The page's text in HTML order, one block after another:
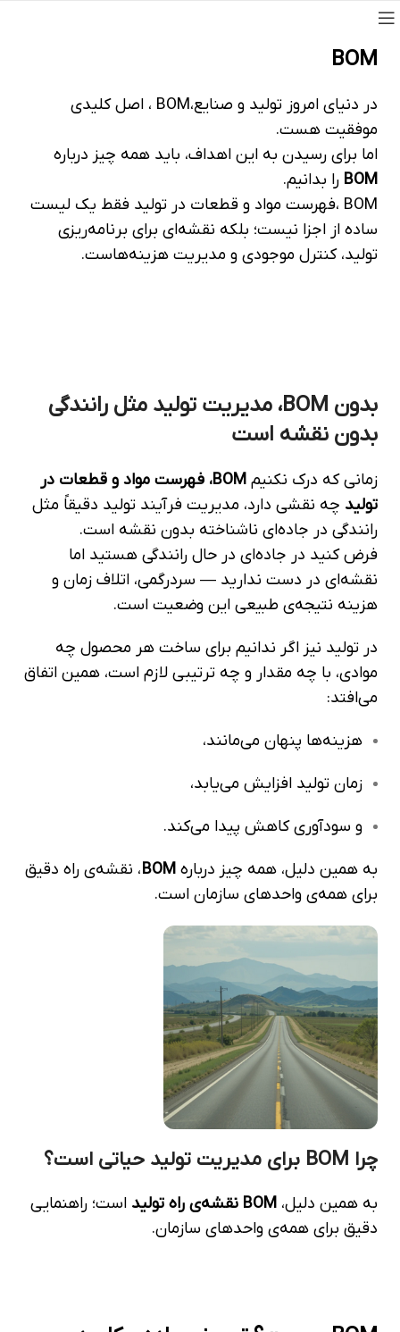
BOM
در دنیای امروز تولید و صنایع،BOM ، اصل کلیدی
موفقیت هست.
اما برای رسیدن به این اهداف، باید همه چیز درباره
BOM را بدانیم.
BOM ،فهرست مواد و قطعات در تولید فقط یک لیست
ساده از اجزا نیست؛ بلکه نقشه‌ای برای برنامه‌ریزی
تولید، کنترل موجودی و مدیریت هزینه‌هاست.
بدون BOM، مدیریت تولید مثل رانندگی
بدون نقشه است
زمانی که درک نکنیم
BOM، فهرست مواد و قطعات در
تولید چه نقشی دارد، مدیریت فرآیند تولید دقیقاً مثل
رانندگی در جاده‌ای ناشناخته بدون نقشه است.
فرض کنید در جاده‌ای در حال رانندگی هستید اما
نقشه‌ای در دست ندارید — سردرگمی، اتلاف زمان و
هزینه نتیجه‌ی طبیعی این وضعیت است.
در تولید نیز اگر ندانیم برای ساخت هر محصول چه
موادی، با چه مقدار و چه ترتیبی لازم است، همین اتفاق
می‌افتد:
هزینه‌ها پنهان می‌مانند،
زمان تولید افزایش می‌یابد،
و سودآوری کاهش پیدا می‌کند.
به همین دلیل، همه چیز درباره BOM، نقشه‌ی راه دقیق
برای همه‌ی واحدهای سازمان است.
چرا BOM برای مدیریت تولید حیاتی است؟
به همین دلیل، BOM نقشه‌ی راه تولید
است؛ راهنمایی
دقیق برای همه‌ی واحدهای سازمان.